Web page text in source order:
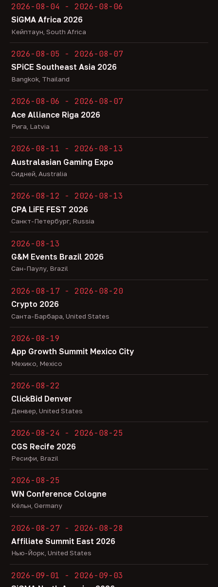
2026-08-04 - 2026-08-06
SiGMA Africa 2026
Кейптаун, South Africa
2026-08-05 - 2026-08-07
SPiCE Southeast Asia 2026
Bangkok, Thailand
2026-08-06 - 2026-08-07
Ace Alliance Riga 2026
Рига, Latvia
2026-08-11 - 2026-08-13
Australasian Gaming Expo
Сидней, Australia
2026-08-12 - 2026-08-13
CPA LiFE FEST 2026
Санкт-Петербург, Russia
2026-08-13
G&M Events Brazil 2026
Сан-Паулу, Brazil
2026-08-17 - 2026-08-20
Crypto 2026
Санта-Барбара, United States
2026-08-19
App Growth Summit Mexico City
Мехико, Mexico
2026-08-22
ClickBid Denver
Денвер, United States
2026-08-24 - 2026-08-25
CGS Recife 2026
Ресифи, Brazil
2026-08-25
WN Conference Cologne
Кёльн, Germany
2026-08-27 - 2026-08-28
Affiliate Summit East 2026
Нью-Йорк, United States
2026-09-01 - 2026-09-03